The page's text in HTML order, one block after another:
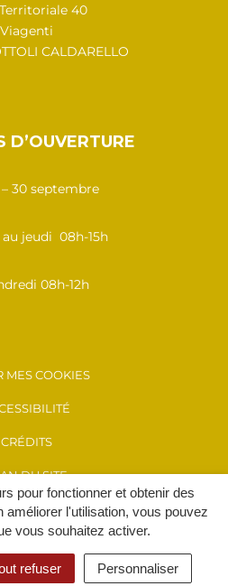
pour fonctionner et obtenir des
améliorer l'utilisation, vous pouvez
vous souhaitez activer.
refuser Personnaliser
40
Viagenti
CALDARELLO
D’OUVERTURE
30 septembre
jeudi 08h-15h
08h-12h
MES COOKIES
CRÉDITS
DU SITE
LÉGALES
CONFIDENTIALITÉ